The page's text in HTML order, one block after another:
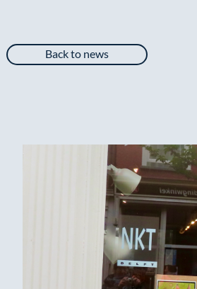
Back to news